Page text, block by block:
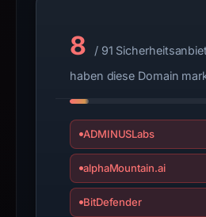
not
Avoid
interacting
with
the
8
/ 91
haben diese Domain
ADMINUSLabs
alphaMountain.ai
BitDefender